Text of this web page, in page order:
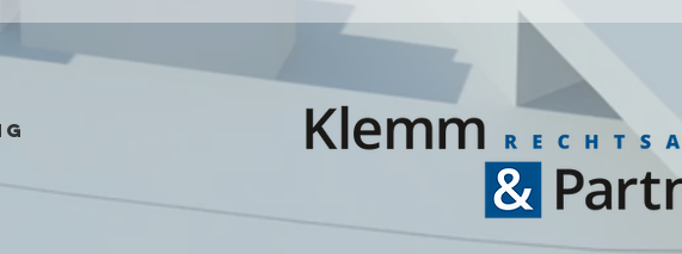
meinte sich der Gesetzgeber
in Anbetra
bringt....